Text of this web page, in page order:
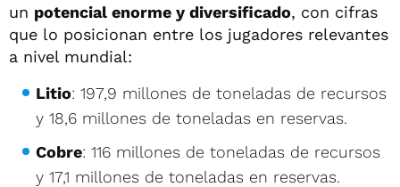
un potencial enorme y diversificado, con cifras
que lo posicionan entre los jugadores relevantes
a nivel mundial:
Litio: 197,9 millones de toneladas de recursos
y 18,6 millones de toneladas en reservas.
Cobre: 116 millones de toneladas de recursos
y 17,1 millones de toneladas en reservas.